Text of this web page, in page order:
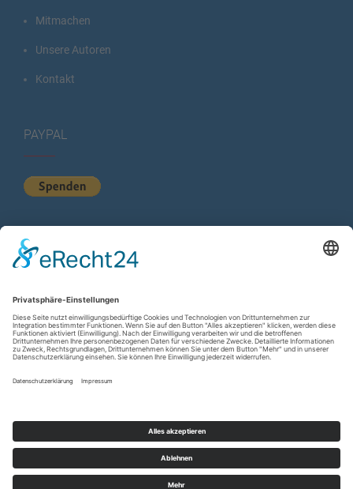
Mitmachen
Unsere Autoren
Kontakt
PAYPAL
KURZSTATISTIK
Total Views:615.573
Besucher gesamt:225.544
Gesamt Beiträge:
Copyright © 2026wir-hn.de – wirland.eu. All rights reserved.